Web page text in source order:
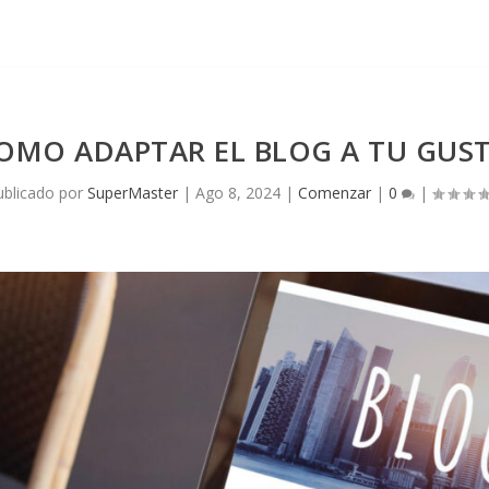
ADAPTAR EL BLOG A TU
por SuperMaster| Ago 8, 2024| Comenzar| 0 |